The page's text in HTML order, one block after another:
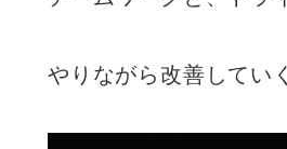
やりながら改善してい